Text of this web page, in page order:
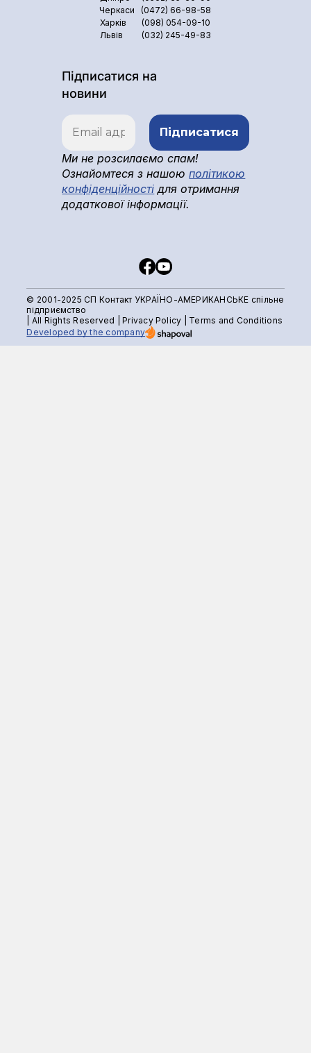
Черкаси
(0472) 66-98-58
Харків
(098) 054-09-10
Львів
(032) 245-49-83
Підписатися на
новини
Ми не розсилаємо спам!
Ознайомтеся з нашоюполітикою
конфіденційності для отримання
додаткової інформації.
© 2001-2025 СП Контакт УКРАЇНО-АМЕРИКАНСЬКЕ спільне
підприємство
| All Rights Reserved |Privacy Policy
Terms and Conditions
Developed by the company